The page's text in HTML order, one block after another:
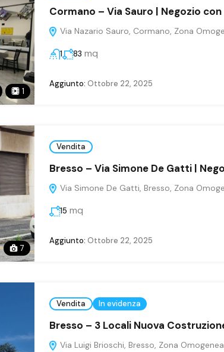
1
Cormano – Via Sauro | Negozio
Via Nazario Sauro, Cormano, Zona
1 83 mq
Aggiunto: Ottobre 22, 2025
7
Vendita
Bresso – Via Simone De Gatti |
Via Simone De Gatti, Bresso, Zona
15 mq
Aggiunto: Ottobre 22, 2025
Vendita In evidenza
Bresso – 3 Locali Nuova
Via Luigi Brioschi, Bresso, Zona